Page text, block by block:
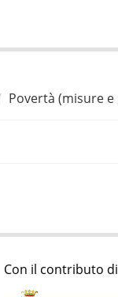
Povertà (misure
Con il contributo di